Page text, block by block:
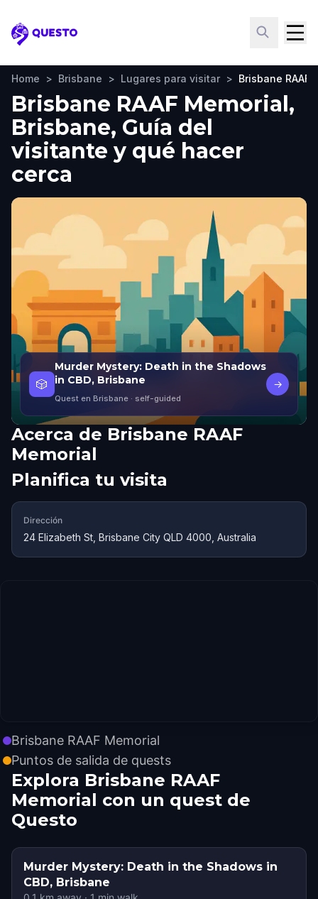
Questo
Home > Brisbane > Lugares para visitar > Brisbane RAAF
Brisbane RAAF Memorial,
Brisbane, Guía del
visitante y qué hacer
cerca
🎲
Murder Mystery: Death in the Shadows
in CBD, Brisbane
Quest en Brisbane · self-guided
→
Acerca de Brisbane RAAF
Memorial
Planifica tu visita
Dirección
24 Elizabeth St, Brisbane City QLD 4000, Australia
Brisbane RAAF Memorial
Puntos de salida de quests
Explora Brisbane RAAF
Memorial con un quest de
Questo
Murder Mystery: Death in the Shadows in
CBD, Brisbane